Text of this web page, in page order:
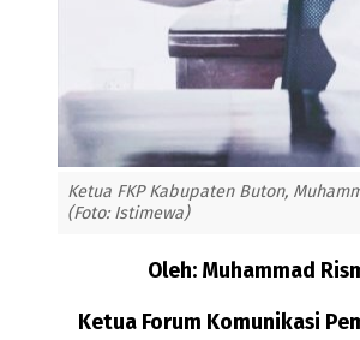
Ketua FKP Kabupaten Buton,
(Foto: Istimewa)
Oleh: Muhammad
Ketua Forum Komunikasi